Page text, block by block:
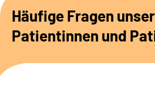
Unsere Angebote
Häufige Fragen
Patientinnen und